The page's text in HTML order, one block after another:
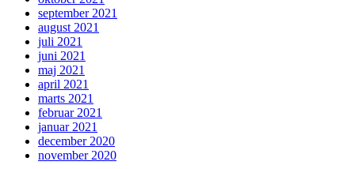
september 2021
august 2021
juli 2021
juni 2021
maj 2021
april 2021
marts 2021
februar 2021
januar 2021
december 2020
november 2020